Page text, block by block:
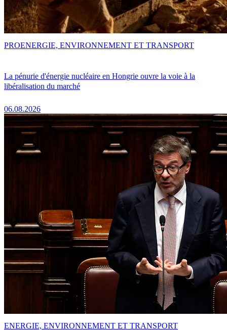
La pénurie d'énergie nucléaire en Hongrie ouvre la voie à la
libéralisation du marché
06.08.2026
PROENERGIE, ENVIRONNEMENT ET TRANSPORT
ENERGIE, ENVIRONNEMENT ET TRANSPORT